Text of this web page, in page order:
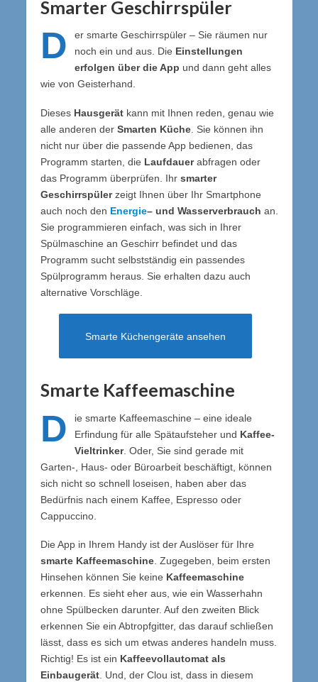
Smarter Geschirrspüler
D
er smarte Geschirrspüler – Sie räumen nur
noch ein und aus. Die Einstellungen
erfolgen über die App und dann geht alles
wie von Geisterhand.
Dieses Hausgerätkann mit Ihnen reden, genau wie
alle anderen derSmarten Küche. Sie können ihn
nicht nur über die passende App bedienen, das
Programm starten, die Laufdauerabfragen oder
das Programm überprüfen. Ihr smarter
Geschirrspülerzeigt Ihnen über Ihr Smartphone
auch noch den Energie– und Wasserverbrauch an.
Sie programmieren einfach, was sich in Ihrer
Spülmaschine an Geschirr befindet und das
Programm sucht selbstständig ein passendes
Spülprogramm heraus. Sie erhalten dazu auch
alternative Vorschläge.
Smarte Küchengeräte ansehen
Smarte Kaffeemaschine
D
ie smarte Kaffeemaschine – eine ideale
Erfindung für alle Spätaufsteher und Kaffee-
Vieltrinker. Oder, Sie sind gerade mit
Garten-, Haus- oder Büroarbeit beschäftigt, können
sich nicht so schnell loseisen, haben aber das
Bedürfnis nach einem Kaffee, Espresso oder
Cappuccino.
Die App in Ihrem Handy ist der Auslöser für Ihre
smarte Kaffeemaschine. Zugegeben, beim ersten
Hinsehen können Sie keine Kaffeemaschine
erkennen. Es sieht eher aus, wie ein Wasserhahn
ohne Spülbecken darunter. Auf den zweiten Blick
erkennen Sie ein Abtropfgitter, das darauf schließen
lässt, dass es sich um etwas anderes handeln muss.
Richtig! Es ist ein Kaffeevollautomat als
Einbaugerät. Und, der Clou ist, dass in diesem